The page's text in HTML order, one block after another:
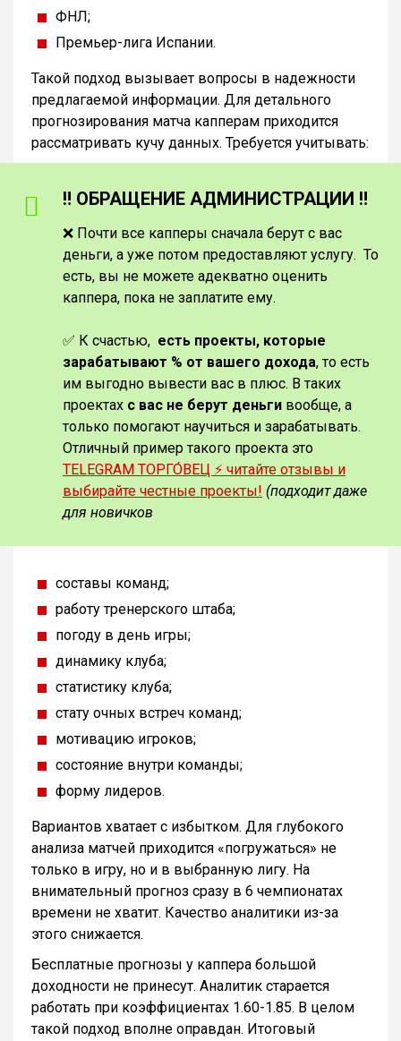
ФНЛ;
Премьер-лига Испании.
Такой подход вызывает вопросы в надежности
предлагаемой информации. Для детального
прогнозирования матча капперам приходится
рассматривать кучу данных. Требуется учитывать:
‼️ ОБРАЩЕНИЕ АДМИНИСТРАЦИИ ‼️
❌ Почти все капперы сначала берут с вас
деньги, а уже потом предоставляют услугу. То
есть, вы не можете адекватно оценить
каппера, пока не заплатите ему.
✅ К счастью, есть проекты, которые
зарабатывают % от вашего дохода, то есть
им выгодно вывести вас в плюс. В таких
проектах с вас не берут деньги вообще, а
только помогают научиться и зарабатывать.
Отличный пример такого проекта это
TELEGRAM ТОРГО́ВЕЦ ⚡️ читайте отзывы и
выбирайте честные проекты! (подходит даже
для новичков
составы команд;
работу тренерского штаба;
погоду в день игры;
динамику клуба;
статистику клуба;
стату очных встреч команд;
мотивацию игроков;
состояние внутри команды;
форму лидеров.
Вариантов хватает с избытком. Для глубокого
анализа матчей приходится «погружаться» не
только в игру, но и в выбранную лигу. На
внимательный прогноз сразу в 6 чемпионатах
времени не хватит. Качество аналитики из-за
этого снижается.
Бесплатные прогнозы у каппера большой
доходности не принесут. Аналитик старается
работать при коэффициентах 1.60-1.85. В целом
такой подход вполне оправдан. Итоговый